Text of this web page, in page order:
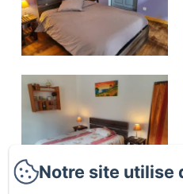
Notre site utilise